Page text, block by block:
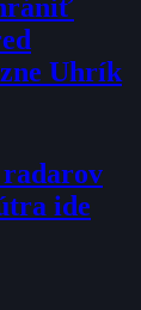
Uhrík
ide